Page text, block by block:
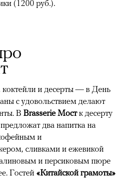
(1200 руб.).
коктейли и десерты — в День
с удовольствием делают
В Brasserie Мостк десерту
два напитка на
и
сливками и ежевикой
и персиковым пюре
Гостей «Китайской грамоты»